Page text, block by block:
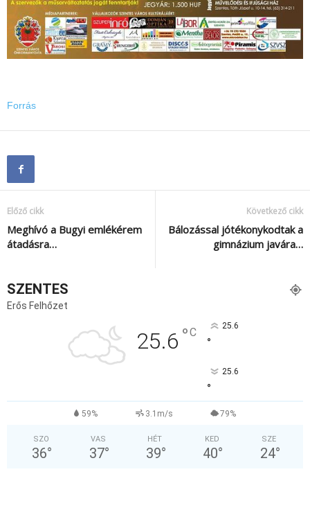
Forrás
Előző cikk
Meghívó a Bugyi emlékérem
átadásra…
Következő cikk
Bálozással jótékonykodtak a
gimnázium javára…
SZENTES
Erős Felhőzet
25.6 °C 25.6
°
25.6
°
59% 3.1m/s 79%
SZO
36°
VAS
37°
HÉT
39°
KED
40°
SZE
24°